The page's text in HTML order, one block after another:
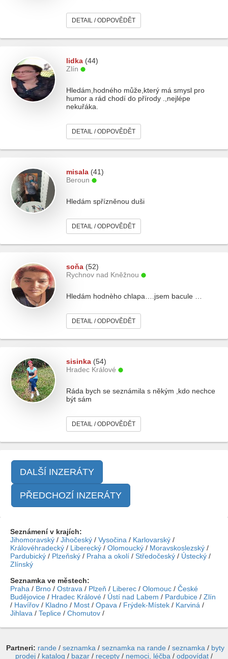
DETAIL / ODPOVĚDĚT
lidka (44)
Zlín
Hledám,hodného může,který má smysl pro
humor a rád chodí do přírody .,nejlépe
nekuřáka.
DETAIL / ODPOVĚDĚT
misala (41)
Beroun
Hledám spřízněnou duši
DETAIL / ODPOVĚDĚT
soňa (52)
Rychnov nad Kněžnou
Hledám hodnèho chlapa….jsem bacule …
DETAIL / ODPOVĚDĚT
sisinka (54)
Hradec Králové
Ráda bych se seznámila s někým ,kdo nechce
být sám
DETAIL / ODPOVĚDĚT
DALŠÍ INZERÁTY
PŘEDCHOZÍ INZERÁTY
Seznámení v krajích:
Jihomoravský / Jihočeský / Vysočina / Karlovarský /
Královéhradecký / Liberecký / Olomoucký / Moravskoslezský /
Pardubický / Plzeňský / Praha a okolí / Středočeský / Ústecký /
Zlínský
Seznamka ve městech:
Praha / Brno / Ostrava / Plzeň / Liberec / Olomouc / České
Budějovice / Hradec Králové / Ústí nad Labem / Pardubice / Zlín
/ Havířov / Kladno / Most / Opava / Frýdek-Místek / Karviná /
Jihlava / Teplice / Chomutov /
Partneri: rande/ seznamka / seznamka na rande/ seznamka / byty
prodej / katalog / bazar / recepty / nemoci, léčba / odpovídat /